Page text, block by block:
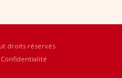
droits réservés
Confidentialité